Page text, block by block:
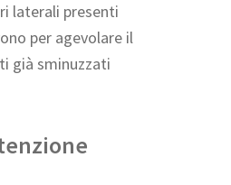
laterali presenti
per agevolare il
già sminuzzati